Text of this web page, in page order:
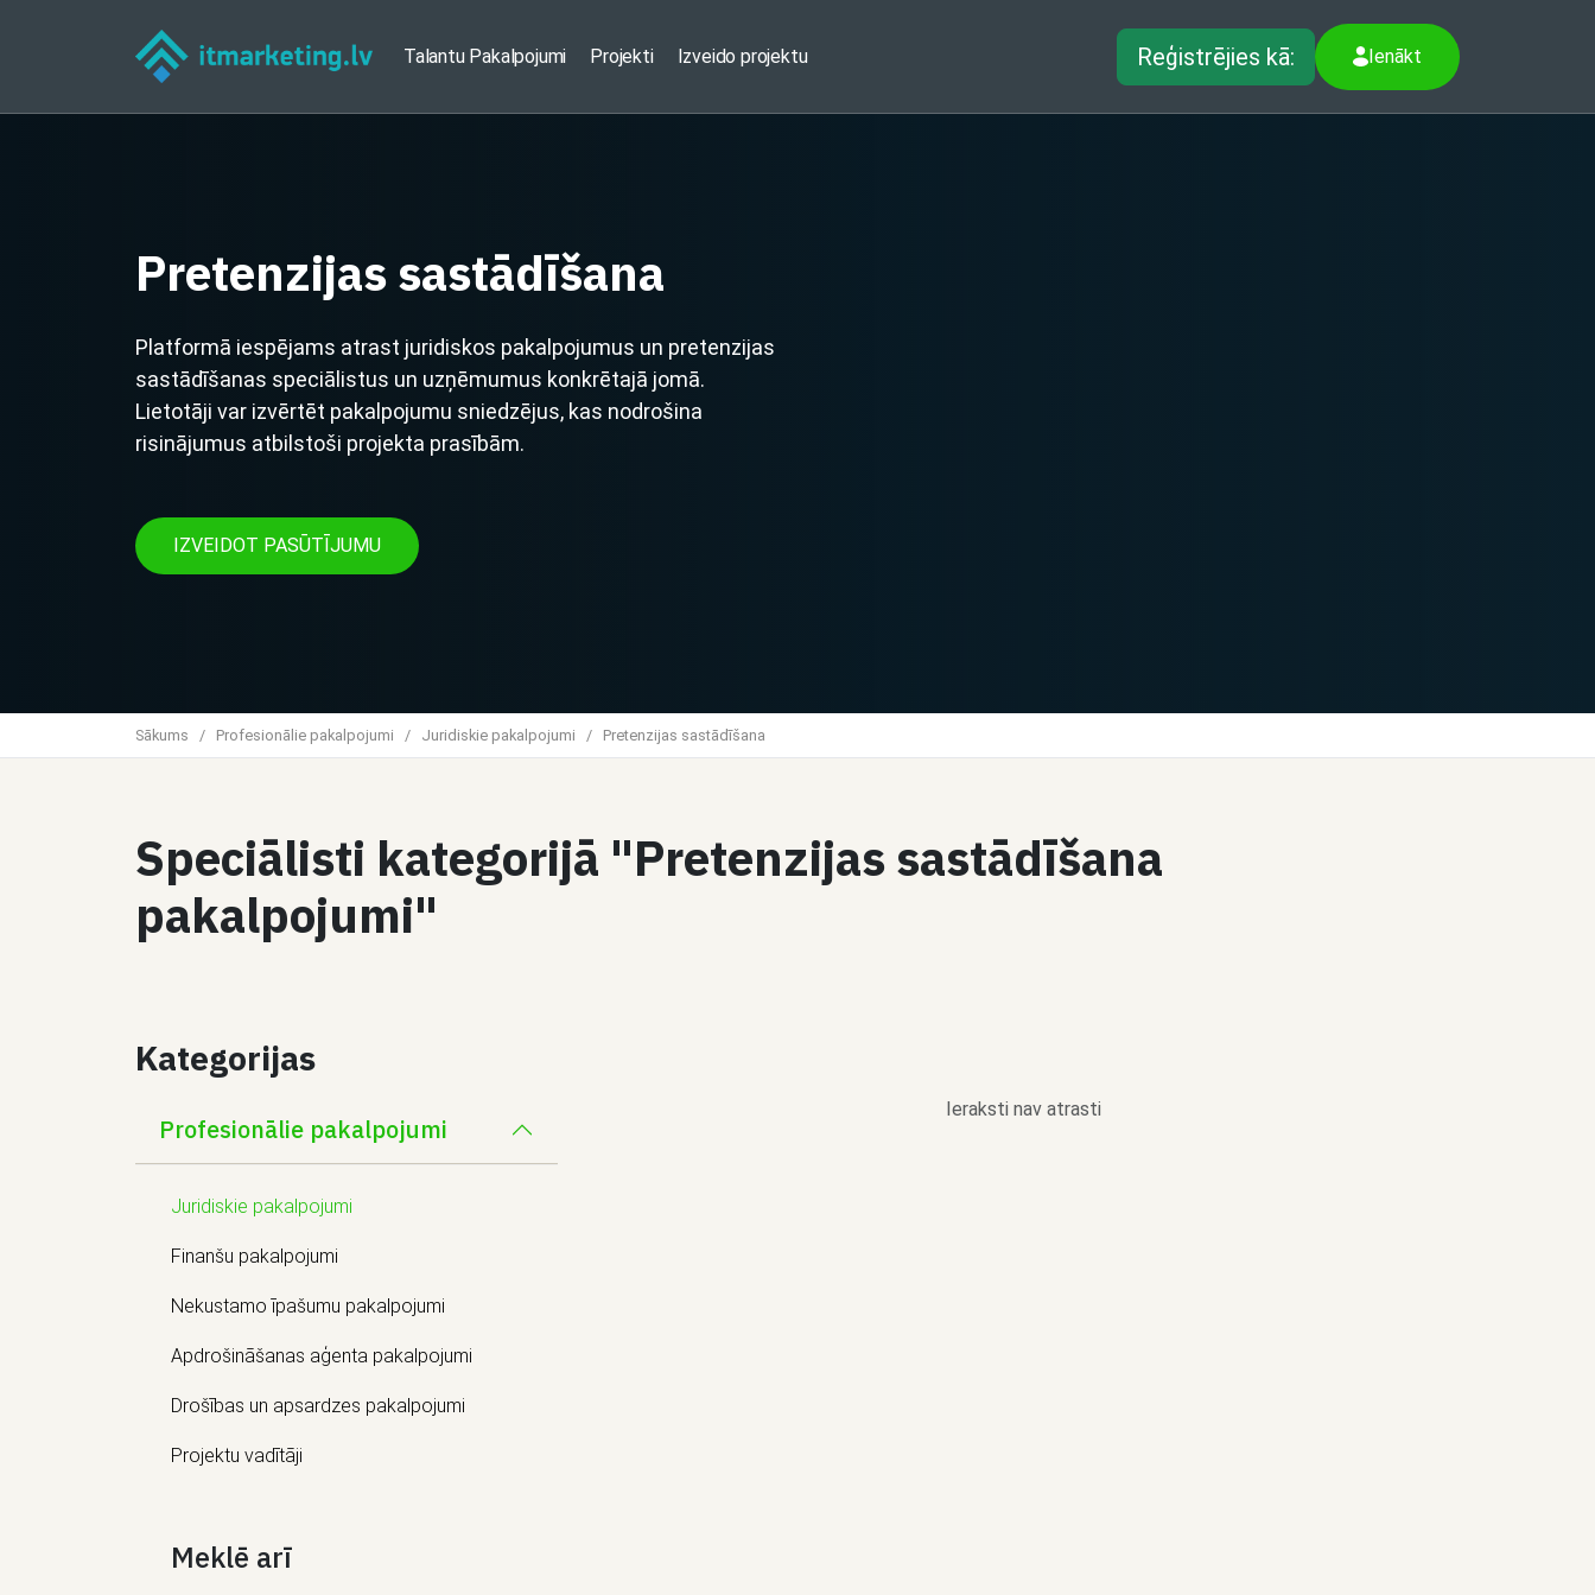
Talantu Pakalpojumi Projekti Izveido projektu Reģistrējies kā: Ienākt
Pretenzijas sastādīšana
Platformā iespējams atrast juridiskos pakalpojumus un pretenzijas
sastādīšanas speciālistus un uzņēmumus konkrētajā jomā.
Lietotāji var izvērtēt pakalpojumu sniedzējus, kas nodrošina
risinājumus atbilstoši projekta prasībām.
IZVEIDOT PASŪTĪJUMU
Sākums / Profesionālie pakalpojumi / Juridiskie pakalpojumi / Pretenzijas sastādīšana
Speciālisti kategorijā "Pretenzijas sastādīšana
pakalpojumi"
Kategorijas
Profesionālie pakalpojumi
Juridiskie pakalpojumi
Finanšu pakalpojumi
Nekustamo īpašumu pakalpojumi
Apdrošināšanas aģenta pakalpojumi
Drošības un apsardzes pakalpojumi
Projektu vadītāji
Meklē arī
Ieraksti nav atrasti